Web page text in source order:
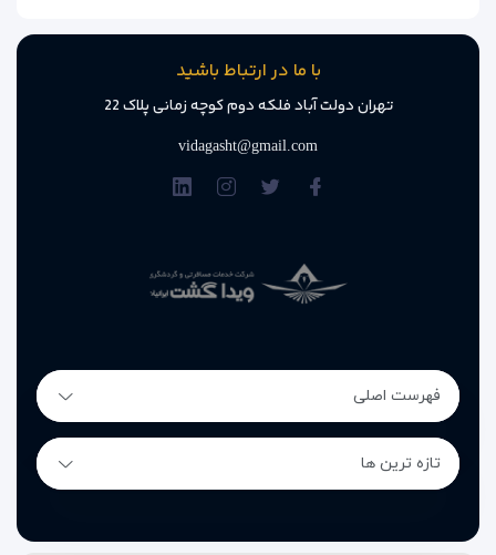
با ما در ارتباط باشید
تهران دولت آباد فلکه دوم کوچه زمانی پلاک 22
vidagasht@gmail.com
فهرست اصلی
تازه ترین ها